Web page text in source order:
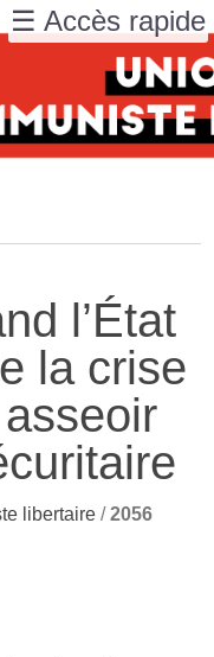
l’État
la crise
libertaire /2056
☰ Accès rapide